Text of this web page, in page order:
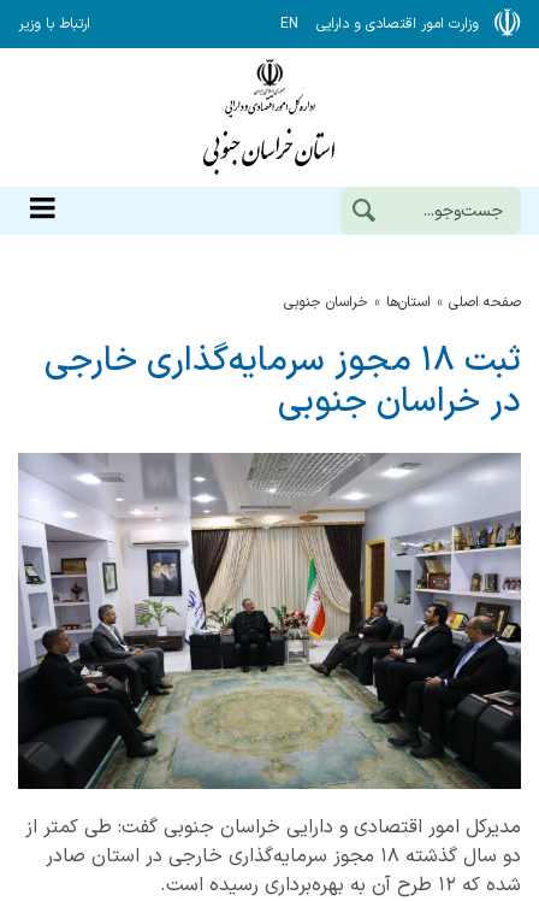
وزارت امور اقتصادی و دارایی EN ارتباط با وزیر
صفحه اصلی استان‌ها خراسان جنوبي
ثبت ۱۸ مجوز سرمایه‌گذاری خارجی
در خراسان جنوبی
مدیرکل امور اقتصادی و دارایی خراسان جنوبی گفت: طی کمتر از
دو سال گذشته ۱۸ مجوز سرمایه‌گذاری خارجی در استان صادر
شده که ۱۲ طرح آن به بهره‌برداری رسیده است.